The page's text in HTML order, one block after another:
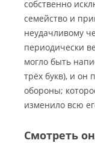
собственно
семейство и
неудачливому
периодически
могло быть
трёх букв), и он
обороны;
изменило всю
Смотреть